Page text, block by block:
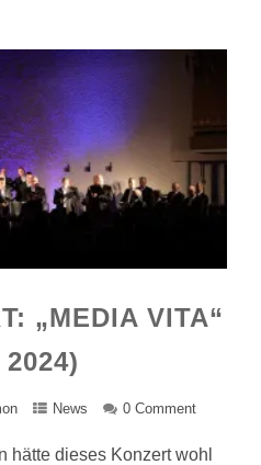
„MEDIA VITA“
2024)
News 0 Comment
hätte dieses Konzert wohl